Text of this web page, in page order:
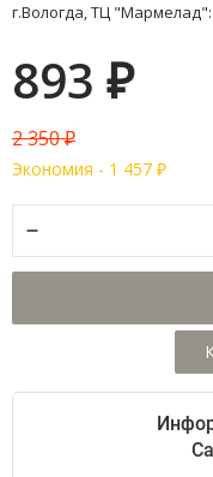
г.Вологда, ТЦ "Мармелад":
893 ₽
2 350₽
Экономия - 1 457 ₽